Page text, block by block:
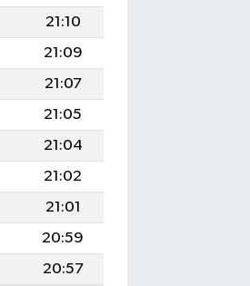
21:10
21:09
21:07
21:05
21:04
21:02
21:01
20:59
20:57